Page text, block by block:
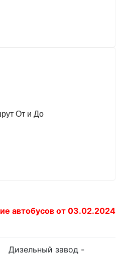
От и До
автобусов от 03.02.2024
Дизельный завод -